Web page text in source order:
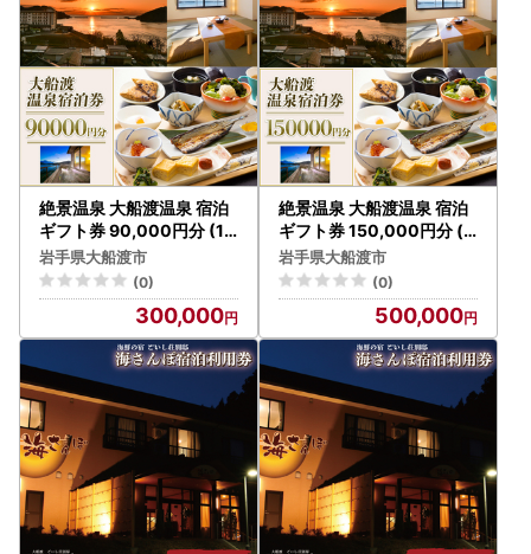
絶景温泉 大船渡温泉 宿泊
ギフト券 90,000円分 (10
,000円 分×9枚)
岩手県大船渡市
(0)
300,000
絶景温泉 大船渡温泉 宿泊
ギフト券 150,000円分 ( 1
0,000円 分×15枚 )
岩手県大船渡市
(0)
500,000